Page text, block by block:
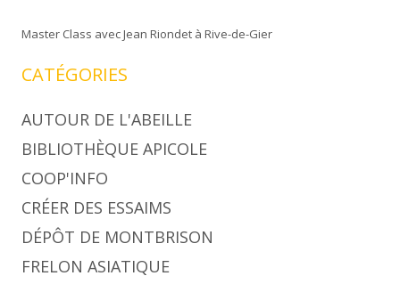
Master Class avec Jean Riondet à Rive-de-Gier
CATÉGORIES
AUTOUR DE L'ABEILLE
BIBLIOTHÈQUE APICOLE
COOP'INFO
CRÉER DES ESSAIMS
DÉPÔT DE MONTBRISON
FRELON ASIATIQUE